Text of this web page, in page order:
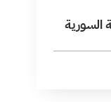
السورية